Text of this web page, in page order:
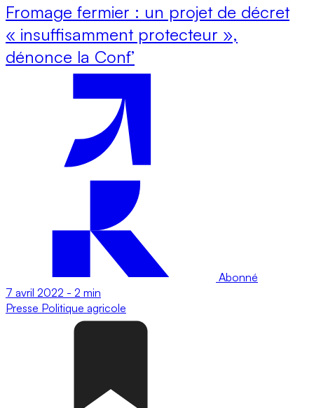
Fromage fermier : un projet de décret
« insuffisamment protecteur »,
dénonce la Conf’
Abonné
7 avril 2022 - 2 min
Presse Politique agricole